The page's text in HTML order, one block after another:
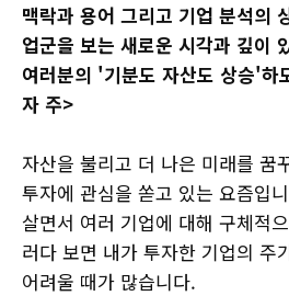
맥락과 용어 그리고 기업 분석의
업군을 보는 새로운 시각과 깊이
여러분의 '기분도 자산도 상승'하
자 주>
자산을 불리고 더 나은 미래를 꿈
투자에 관심을 쏟고 있는 요즘입
살면서 여러 기업에 대해 구체적
러다 보면 내가 투자한 기업의 주
어려울 때가 많습니다.